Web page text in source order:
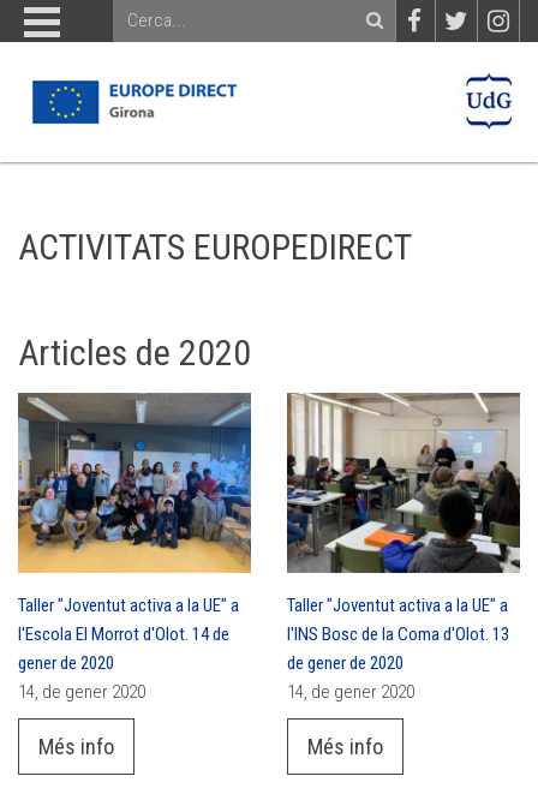
ACTIVITATS EUROPEDIRECT
Articles de 2020
Taller "Joventut activa a la UE" a
l'Escola El Morrot d'Olot. 14 de
gener de 2020
14, de gener 2020
Més info
Taller "Joventut activa a la UE" a
l'INS Bosc de la Coma d'Olot. 13
de gener de 2020
14, de gener 2020
Més info